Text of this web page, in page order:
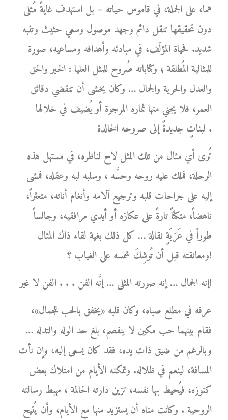
هما، على الجملة، في قاموس حياته – بل استهدف غايةً مُثلى
دون تحقيقها تنقل دائم وجهد موصول وسعي حثيث وتنبه
شديد. فحياة المؤلّف، في مبادئه وأهدافه ومساعيه، صورة
للمثالية المُطلقة ؛ وكتاباته صُروح للمثل العليا : الخير والحق
والعدل والحرية والجمال … وكان يخشى أن تنقضي دقائق
العمر، فلا يجني منها ثماره المرجوة أو يُضيف في خلالها
لبناتٍ جديدةً إلى صروحه الخالدة .
تُرى أي مثال من تلك المثل لاح لناظره، في مستهل هذه
الرحلة، فملك عليه روحه وحسَّه ، وسلبه لبه وعقله، فمشى
إليه على جراحات قلبه وترجيع آلامه وأنغام أناته، متعثراً،
ناهضاً، متكئاً تارةً على عكازه أو أيدي مرافقيه، وجالساً
طوراً في عَرَبَةٍ نقالة … كل ذلك بغية لقاء ذاك المثال
ومعانقته قبل أن تُوشِكَ شمسه على الغياب ؟!
إنه الجمال … إنه صورته المثلى … إنَّه الفن . . . الفن لا غير!
عرفه في مطلع صباه، وكان قلبه «يخفق بالحب للجمال»،
فقام بينهما حب مكين لا ينفصم، بلغ حد الوله والتدله …
وبالرغم من ضيق ذات يده، فقد كان يسعى إليه، وإن نأت
المسافة، لينعم في ظلاله. وتمكنه الأيام من امتلاك بعض
كنوزه، فيُحيط بها نفسه، تزين دارته الحالمة ، مهبط رسالته
الروحية . وكانت مناه أن يستزيد منها مع الأيام، وأن يُتيح